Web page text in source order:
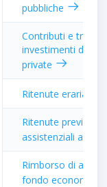
pubbliche
Contributi e
investimenti da
private
Ritenute erariali
Ritenute
assistenziali al
Rimborso di
fondo economale